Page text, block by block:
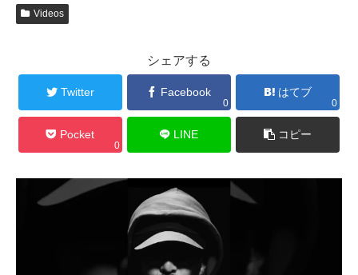
Videos
シェアする
Twitter Facebook
0
はてブ
0
Pocket
0
LINE コピー